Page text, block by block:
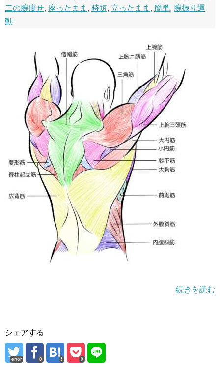
二の腕痩せ, 座ったまま , 時短, 立ったまま , 簡単, 腕振り運
動
続きを読む
シェアする
error 0 0